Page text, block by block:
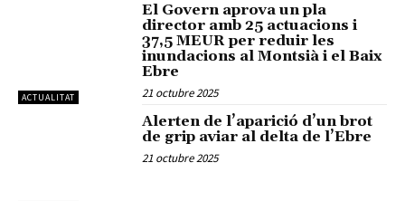
ACTUALITAT
El Govern aprova un pla
director amb 25 actuacions i
37,5 MEUR per reduir les
inundacions al Montsià i el Baix
Ebre
21 octubre 2025
Alerten de l’aparició d’un brot
de grip aviar al delta de l’Ebre
21 octubre 2025